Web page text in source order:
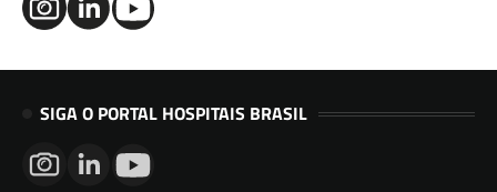
SIGA O PORTAL HOSPITAIS BRASIL